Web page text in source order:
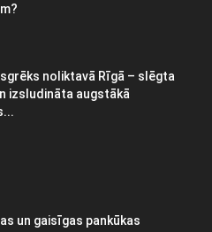
noliktavā Rīgā – slēgta
izsludināta augstākā
un gaisīgas pankūkas